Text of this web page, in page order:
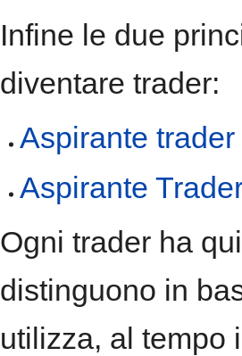
Infine le due
diventare trader:
Aspirante trader
Aspirante
Ogni trader ha
distinguono in
utilizza, al tempo